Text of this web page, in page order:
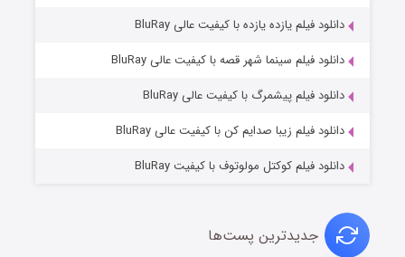
دانلود فیلم یازده یازده با کیفیت عالی BluRay
دانلود فیلم سینما شهر قصه با کیفیت عالی BluRay
دانلود فیلم پیشمرگ با کیفیت عالی BluRay
دانلود فیلم زیبا صدایم کن با کیفیت عالی BluRay
دانلود فیلم کوکتل مولوتوف با کیفیت BluRay
جدیدترین پست‌ها